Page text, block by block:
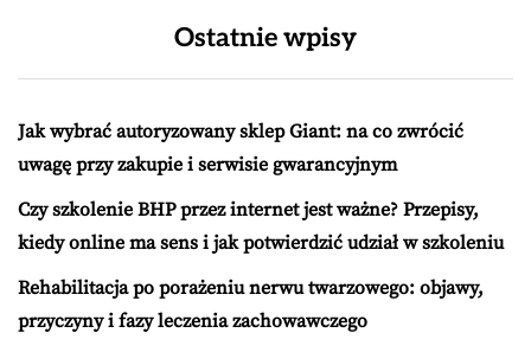
Ostatnie wpisy
Jak wybrać autoryzowany sklep Giant: na co zwrócić
uwagę przy zakupie i serwisie gwarancyjnym
Czy szkolenie BHP przez internet jest ważne? Przepisy,
kiedy online ma sens i jak potwierdzić udział w szkoleniu
Rehabilitacja po porażeniu nerwu twarzowego: objawy,
przyczyny i fazy leczenia zachowawczego